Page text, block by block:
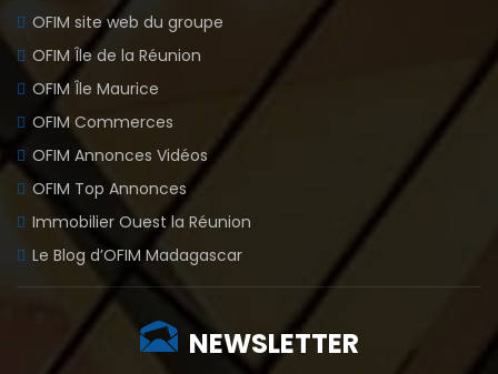
OFIM site web du groupe
OFIM Île de la Réunion
OFIM Île Maurice
OFIM Commerces
OFIM Annonces Vidéos
OFIM Top Annonces
Immobilier Ouest la Réunion
Le Blog d’OFIM Madagascar
NEWSLETTER